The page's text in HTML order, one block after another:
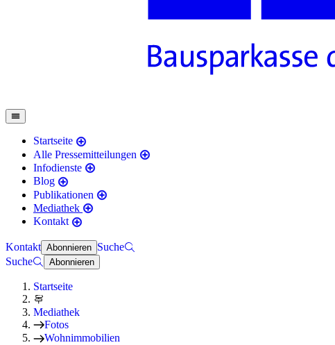
Startseite
Alle Pressemitteilungen
Infodienste
Blog
Publikationen
Mediathek
Kontakt
Kontakt Abonnieren Suche
Suche
Abonnieren
Startseite
Mediathek
Fotos
Wohnimmobilien